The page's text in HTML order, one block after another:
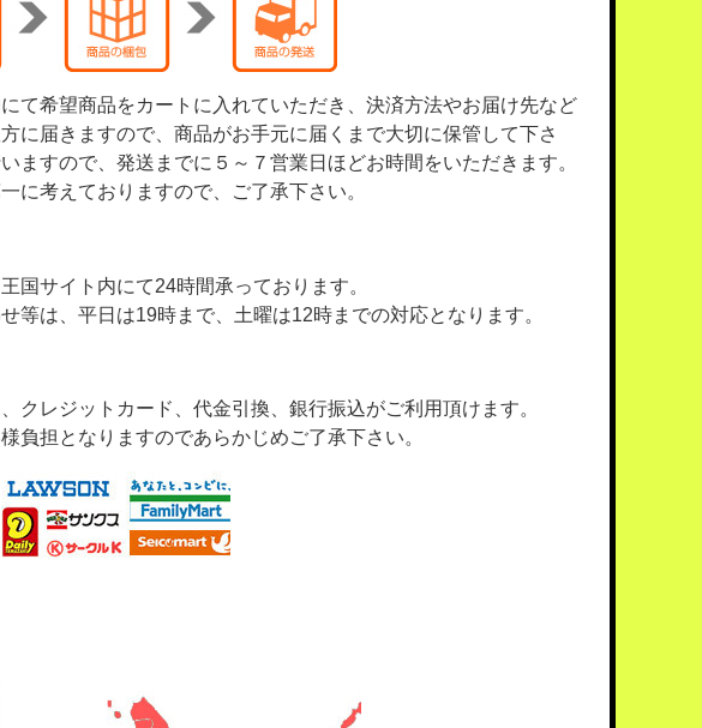
て希望商品をカートに入れていただき、決済方法やお届け先など
に届きますので、商品がお手元に届くまで大切に保管して下さ
ますので、発送までに５～７営業日ほどお時間をいただきます。
に考えておりますので、ご了承下さい。
国サイト内にて24時間承っております。
は、平日は19時まで、土曜は12時までの対応となります。
クレジットカード、代金引換、銀行振込がご利用頂けます。
担となりますのであらかじめご了承下さい。